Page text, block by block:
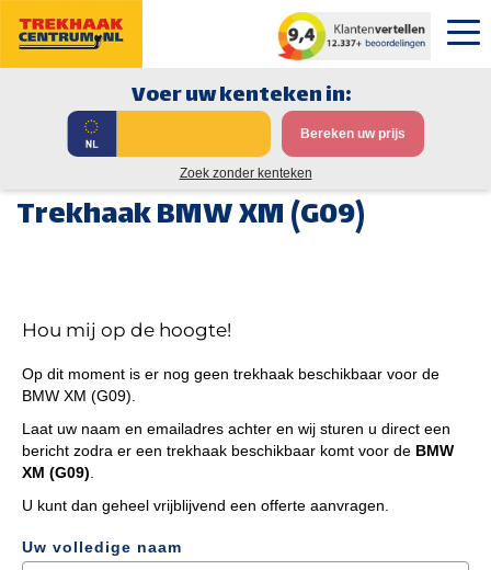
Voer uw kenteken in:
Bereken uw prijs
Zoek zonder kenteken
Trekhaak BMW XM (G09)
Hou mij op de hoogte!
Op dit moment is er nog geen trekhaak beschikbaar voor de
BMW XM (G09).
Laat uw naam en emailadres achter en wij sturen u direct een
bericht zodra er een trekhaak beschikbaar komt voor de BMW
XM (G09)
U kunt dan geheel vrijblijvend een offerte aanvragen.
Uw volledige naam